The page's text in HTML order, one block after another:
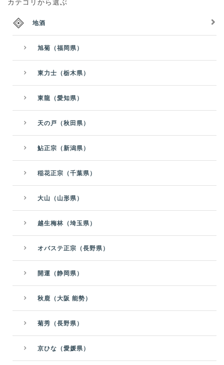
地酒
旭菊（福岡県）
東力士（栃木県）
東龍（愛知県）
天の戸（秋田県）
鮎正宗（新潟県）
稲花正宗（千葉県）
大山（山形県）
越生梅林（埼玉県）
オバステ正宗（長野県）
開運（静岡県）
秋鹿（大阪 能勢）
菊秀（長野県）
京ひな（愛媛県）